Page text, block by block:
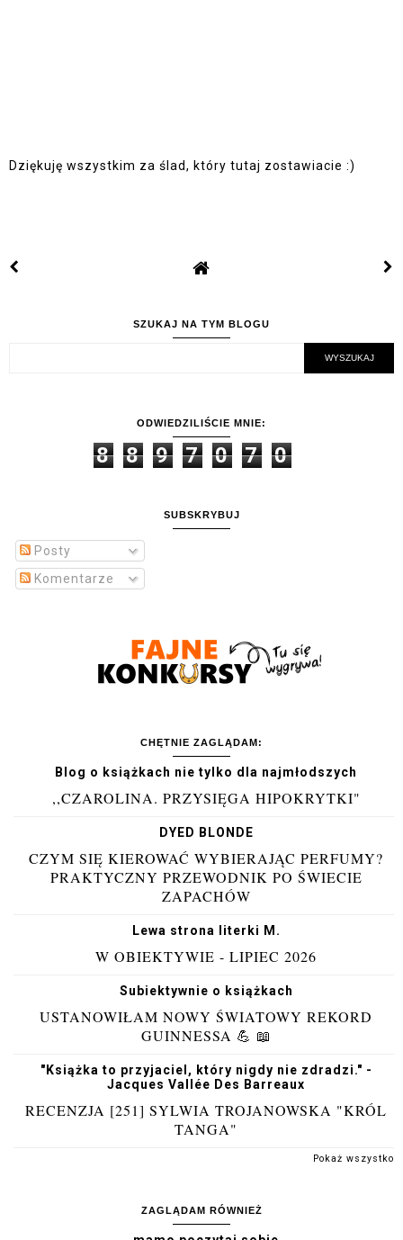
Dziękuję wszystkim za ślad, który tutaj zostawiacie :)
SZUKAJ NA TYM BLOGU
ODWIEDZILIŚCIE MNIE:
8 8 9 7 0 7 0
SUBSKRYBUJ
Posty
Komentarze
CHĘTNIE ZAGLĄDAM:
Blog o książkach nie tylko dla najmłodszych
,,CZAROLINA. PRZYSIĘGA HIPOKRYTKI"
DYED BLONDE
CZYM SIĘ KIEROWAĆ WYBIERAJĄC PERFUMY?
PRAKTYCZNY PRZEWODNIK PO ŚWIECIE
ZAPACHÓW
Lewa strona literki M.
W OBIEKTYWIE - LIPIEC 2026
Subiektywnie o książkach
USTANOWIŁAM NOWY ŚWIATOWY REKORD
GUINNESSA 💪 📖
"Książka to przyjaciel, który nigdy nie zdradzi." -
Jacques Vallée Des Barreaux
RECENZJA [251] SYLWIA TROJANOWSKA "KRÓL
TANGA"
Pokaż wszystko
ZAGLĄDAM RÓWNIEŻ